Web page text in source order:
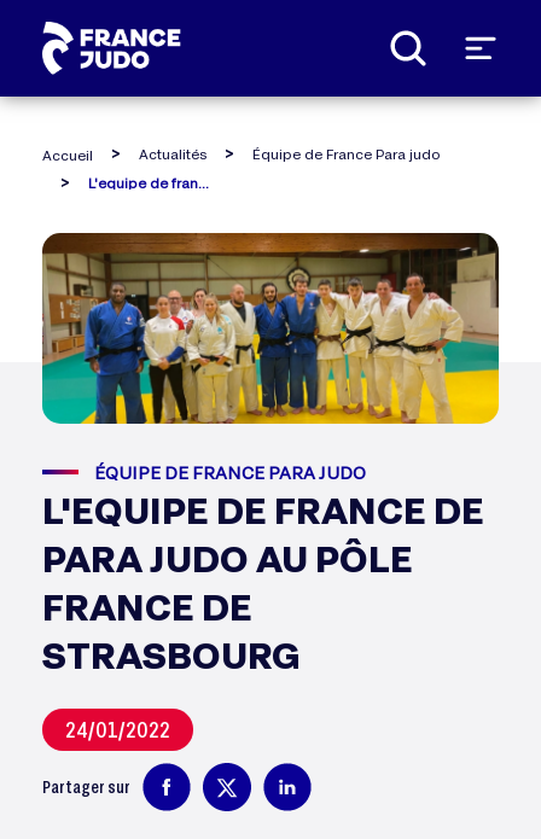
Accueil Actualités
Équipe de France Para judo
ÉQUIPE DE FRANCE PARA JUDO
L'EQUIPE DE FRANCE DE
PARA JUDO AU PÔLE
FRANCE DE
STRASBOURG
24/01/2022
Partager sur